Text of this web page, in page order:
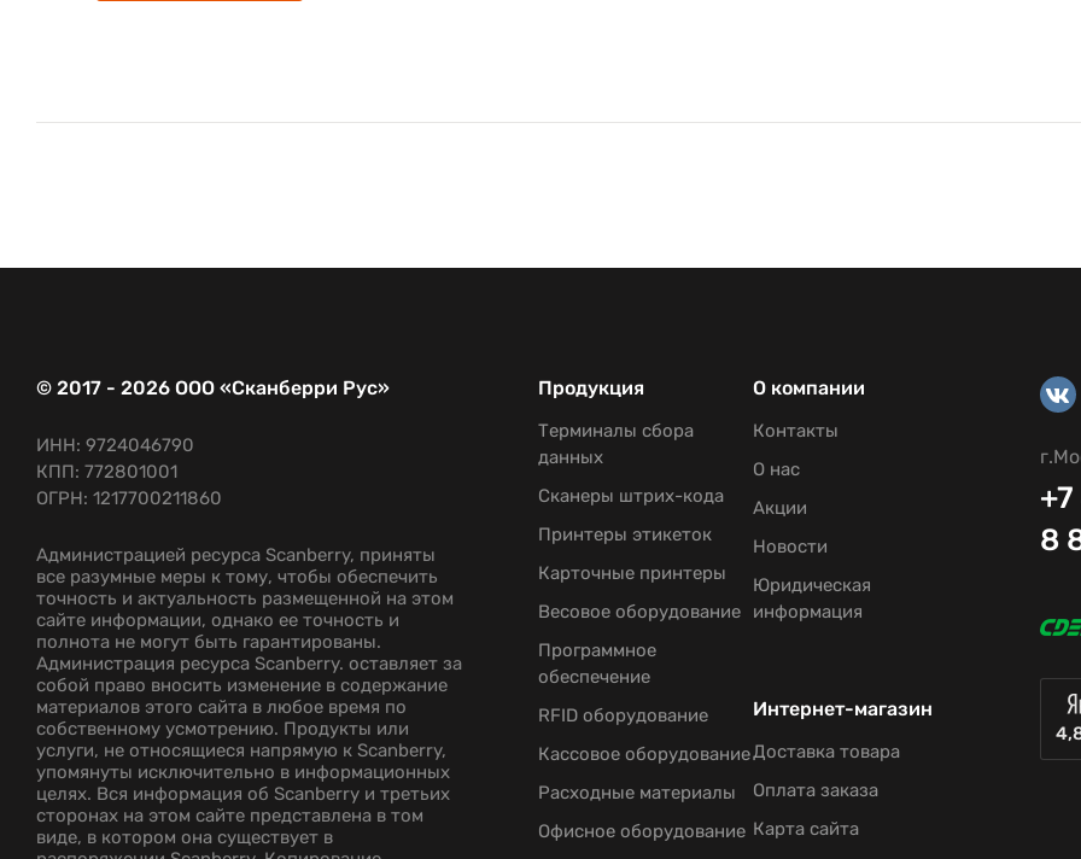
© 2017 - 2026 ООО «Сканберри Рус»
ИНН: 9724046790
КПП: 772801001
ОГРН: 1217700211860
Продукция
Терминалы сбора
данных
Сканеры штрих-кода
Принтеры этикеток
Карточные принтеры
Весовое оборудование
Программное
обеспечение
RFID оборудование
Кассовое оборудование
Расходные материалы
Офисное оборудование
О компании
Контакты
О нас
Акции
Новости
Юридическая
информация
Интернет-магазин
Доставка товара
Оплата заказа
Карта сайта
8